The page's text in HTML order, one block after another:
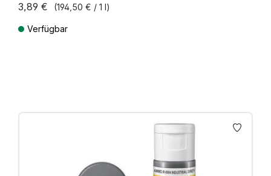
3,89 € (194,50 € / 1 l)
Verfügbar